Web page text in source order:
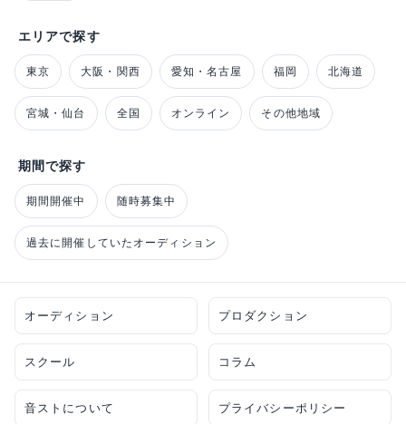
エリアで探す
東京 大阪・関西 愛知・名古屋 福岡 北海道
宮城・仙台 全国 オンライン その他地域
期間で探す
期間開催中 随時募集中
過去に開催していたオーディション
オーディション プロダクション
スクール コラム
音ストについて プライバシーポリシー